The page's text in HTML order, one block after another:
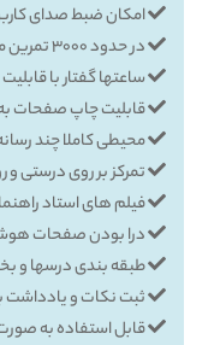
امکان ضبط صدای
در حدود 3000 تمرین مرتبط با دروس
ساعتها گفتار با
قابلیت چاپ صفحات به
محیطی کاملا چند
تمرکز بر روی درستی
فیلم های استاد
درا بودن صفحات
طبقه بندی درسها و
ثبت نکات و یادداشت
قابل استفاده به